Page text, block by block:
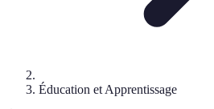
Éducation et Apprentissage